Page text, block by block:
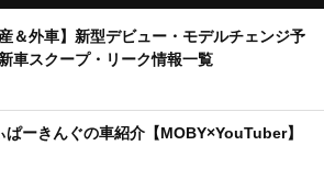
産＆外車】新型デビュー・モデルチェンジ予
車スクープ・リーク情報一覧
ぱーきんぐの車紹介【MOBY×YouTuber】